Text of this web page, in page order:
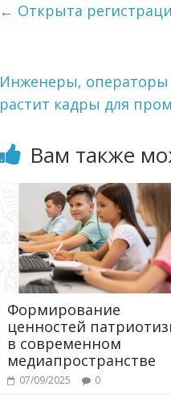
← Открыта
Инженеры, операторы
растит кадры для
Вам также
Формирование
ценностей
в современном
медиапространстве
07/09/2025 0